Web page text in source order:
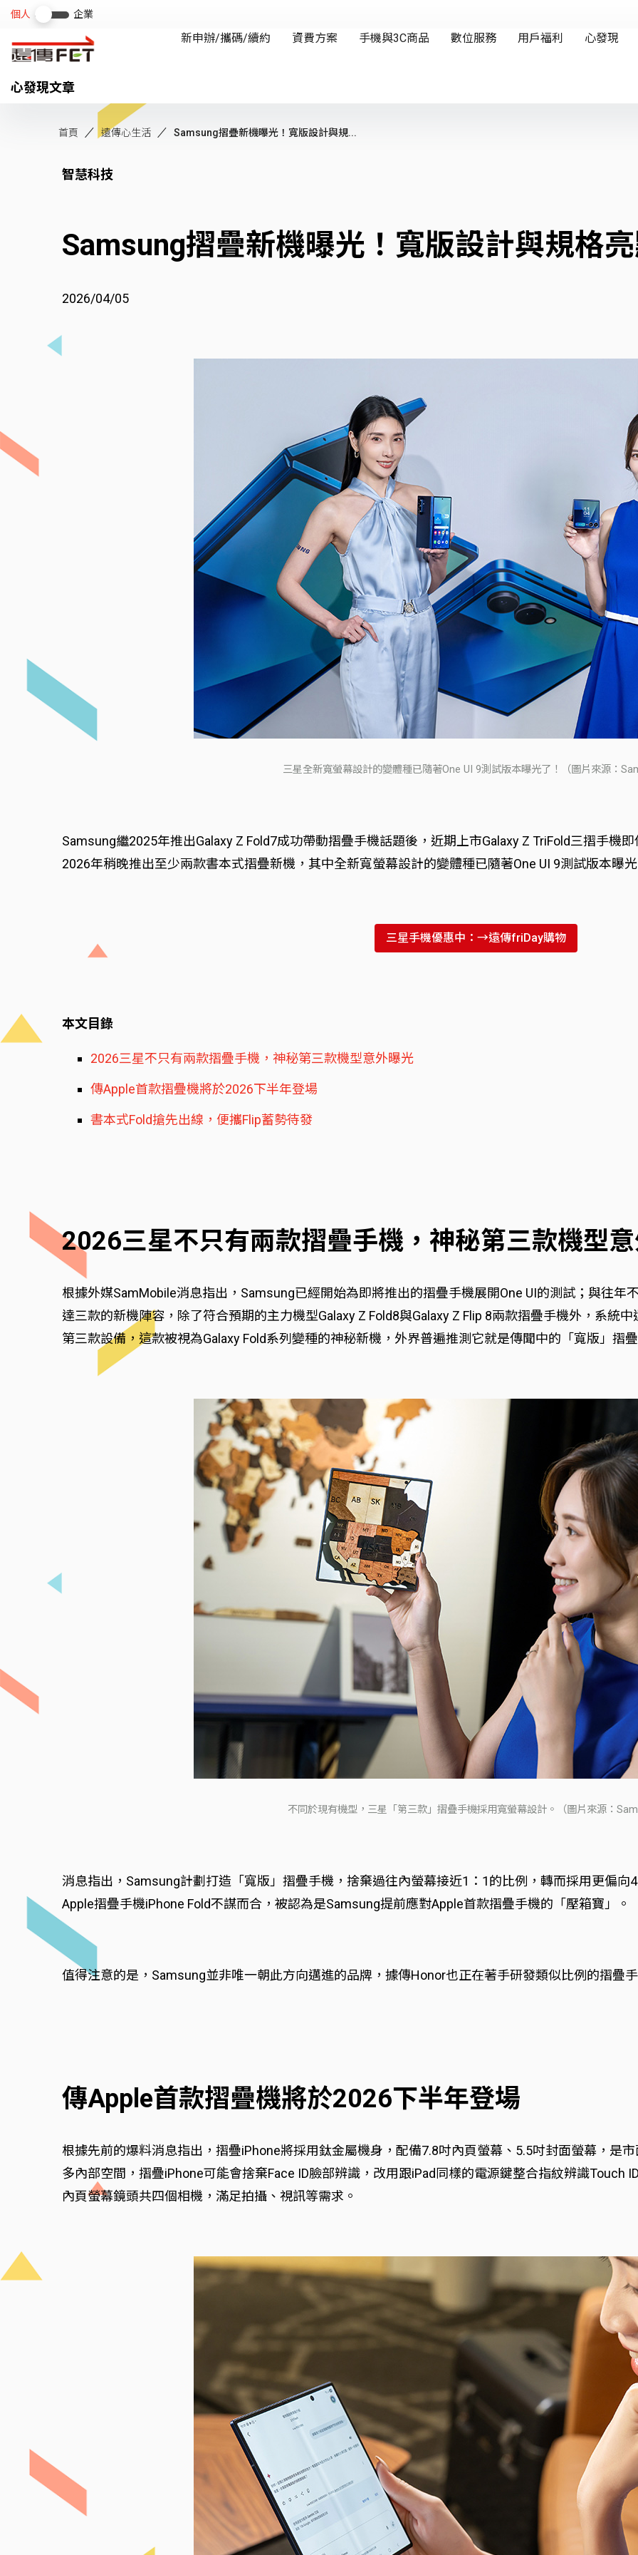
心發現文章
首頁 遠傳心生活 Samsung摺疊新機曝光！寬版設計與規...
智慧科技
Samsung摺疊新機曝光！寬版設計與規格
2026/04/05
三星全新寬螢幕設計的變體種已隨著One UI 9測試版本曝光了！（圖片來源：
Samsung繼2025年推出Galaxy Z Fold7成功帶動摺疊手機話題後，近期上市Galaxy Z TriFold三摺手機
2026年稍晚推出至少兩款書本式摺疊新機，其中全新寬螢幕設計的變體種已隨著One UI 9測試版本曝
三星手機優惠中：→遠傳friDay購物
本文目錄
2026三星不只有兩款摺疊手機，神秘第三款機型意外曝光
傳Apple首款摺疊機將於2026下半年登場
書本式Fold搶先出線，便攜Flip蓄勢待發
2026三星不只有兩款摺疊手機，神秘第三款機型
根據外媒SamMobile消息指出，Samsung已經開始為即將推出的摺疊手機展開One UI的測試；與往年
達三款的新機陣容，除了符合預期的主力機型Galaxy Z Fold8與Galaxy Z Flip 8兩款摺疊手機外，系統
第三款設備，這款被視為Galaxy Fold系列變種的神秘新機，外界普遍推測它就是傳聞中的「寬版」摺
不同於現有機型，三星「第三款」摺疊手機採用寬螢幕設計。（圖片來源：
消息指出，Samsung計劃打造「寬版」摺疊手機，捨棄過往內螢幕接近1：1的比例，轉而採用更偏
Apple摺疊手機iPhone Fold不謀而合，被認為是Samsung提前應對Apple首款摺疊手機的「壓箱寶」。
值得注意的是，Samsung並非唯一朝此方向邁進的品牌，據傳Honor也正在著手研發類似比例的摺疊
傳Apple首款摺疊機將於2026下半年登場
根據先前的爆料消息指出，摺疊iPhone將採用鈦金屬機身，配備7.8吋內頁螢幕、5.5吋封面螢幕，是
多內部空間，摺疊iPhone可能會捨棄Face ID臉部辨識，改用跟iPad同樣的電源鍵整合指紋辨識Touch
內頁螢幕鏡頭共四個相機，滿足拍攝、視訊等需求。